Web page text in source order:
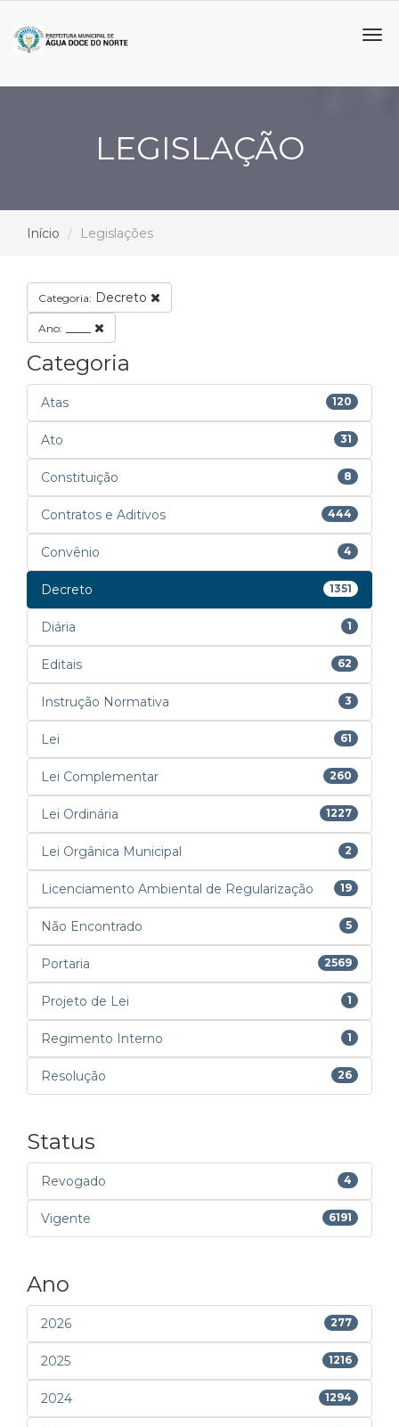
LEGISLAÇÃO
Início Legislações
Categoria: Decreto
Ano:
Categoria
Atas 120
Ato 31
Constituição 8
Contratos e Aditivos 444
Convênio 4
Decreto 1351
Diária 1
Editais 62
Instrução Normativa 3
Lei 61
Lei Complementar 260
Lei Ordinária 1227
Lei Orgânica Municipal 2
Licenciamento Ambiental de Regularização 19
Não Encontrado 5
Portaria 2569
Projeto de Lei 1
Regimento Interno 1
Resolução 26
Status
Revogado 4
Vigente 6191
Ano
2026 277
2025 1216
2024 1294